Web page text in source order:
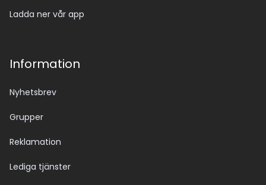
Ladda ner vår app
Information
Nyhetsbrev
Grupper
Reklamation
Lediga tjänster